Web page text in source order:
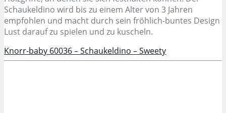
Schaukeldino wird bis zu einem Alter von 3 Jahren
empfohlen und macht durch sein fröhlich-buntes Design
Lust darauf zu spielen und zu kuscheln.
Knorr-baby 60036 – Schaukeldino – Sweety